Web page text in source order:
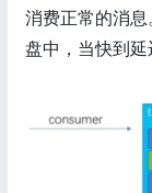
消费正常的消
盘中，当快到延